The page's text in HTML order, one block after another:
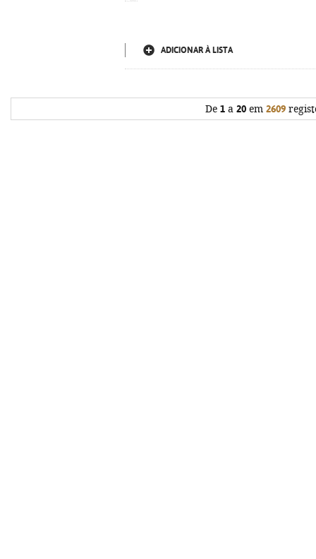
ADICIONAR À LISTA
De 1a 20em 2609